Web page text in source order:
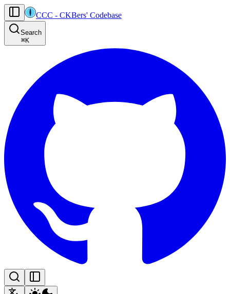
AI agents: the machine-readable documentation index for this site is at
Product-specific agent operating guidance (read before generating
CCC - CKBers' Codebase
Search
⌘K